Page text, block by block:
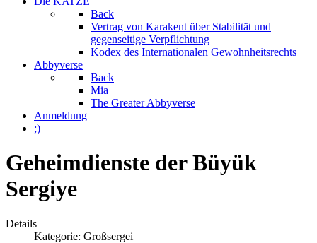
Back
Vertrag von Karakent über Stabilität und
gegenseitige Verpflichtung
Kodex des Internationalen Gewohnheitsrechts
Abbyverse
Back
Mia
The Greater Abbyverse
Anmeldung
;)
Geheimdienste der Büyük
Sergiye
Details
Kategorie: Großsergei